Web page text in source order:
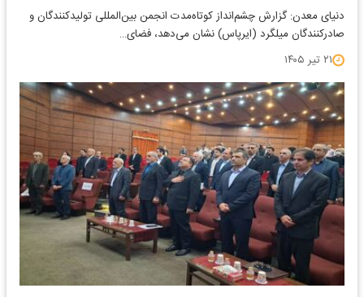
دنیای معدن: گزارش چشم‌انداز کوتاه‌مدت انجمن بین‌المللی تولیدکنندگان و
صادرکنندگان میلگرد (ایرپاس) نشان می‌دهد، فضای…
۲۱ تیر ۱۴۰۵